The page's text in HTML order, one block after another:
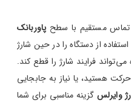
تماس مستقیم با سطح پاوربانک
از دستگاه را در حین شارژ
فرایند شارژ را قطع کند.
هستید، یا نیاز به جابجایی
وایرلس گزینه مناسبی برای شما